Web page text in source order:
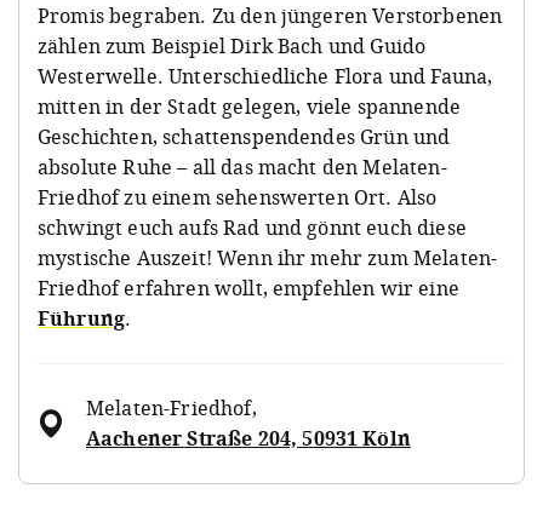
Promis begraben. Zu den jüngeren Verstorbenen
zählen zum Beispiel Dirk Bach und Guido
Westerwelle. Unterschiedliche Flora und Fauna,
mitten in der Stadt gelegen, viele spannende
Geschichten, schattenspendendes Grün und
absolute Ruhe – all das macht den Melaten-
Friedhof zu einem sehenswerten Ort. Also
schwingt euch aufs Rad und gönnt euch diese
mystische Auszeit! Wenn ihr mehr zum Melaten-
Friedhof erfahren wollt, empfehlen wir eine
Führung.
Melaten-Friedhof,
Aachener Straße 204, 50931 Köln